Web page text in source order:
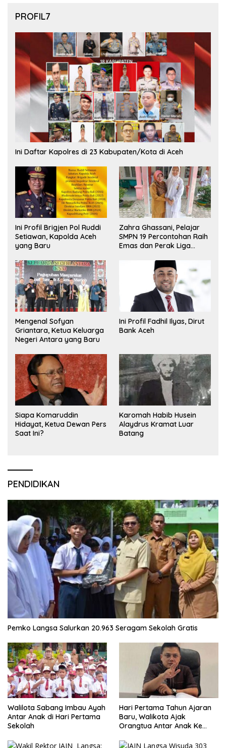
PROFIL7
Ini Daftar Kapolres di 23 Kabupaten/Kota di Aceh
Ini Profil Brigjen Pol Ruddi
Setiawan, Kapolda Aceh
yang Baru
Zahra Ghassani, Pelajar
SMPN 19 Percontohan Raih
Emas dan Perak Liga
Mengenal Sofyan
Griantara, Ketua Keluarga
Negeri Antara yang Baru
Ini Profil Fadhil Ilyas, Dirut
Bank Aceh
Siapa Komaruddin
Hidayat, Ketua Dewan Pers
Saat Ini?
Karomah Habib Husein
Alaydrus Kramat Luar
Batang
PENDIDIKAN
Pemko Langsa Salurkan 20.963 Seragam Sekolah Gratis
Walilota Sabang Imbau Ayah
Antar Anak di Hari Pertama
Sekolah
Hari Pertama Tahun Ajaran
Baru, Walikota Ajak
Orangtua Antar Anak Ke